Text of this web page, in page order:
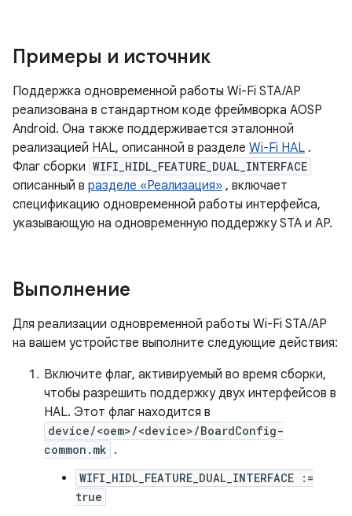
Примеры и источник
Поддержка одновременной работы Wi-Fi STA/AP
реализована в стандартном коде фреймворка AOSP
Android. Она также поддерживается эталонной
реализацией HAL, описанной в разделе Wi-Fi HAL .
Флаг сборки WIFI_HIDL_FEATURE_DUAL_INTERFACE
описанный в разделе «Реализация» , включает
спецификацию одновременной работы интерфейса,
указывающую на одновременную поддержку STA и AP.
Выполнение
Для реализации одновременной работы Wi-Fi STA/AP
на вашем устройстве выполните следующие действия:
Включите флаг, активируемый во время сборки,
чтобы разрешить поддержку двух интерфейсов в
HAL. Этот флаг находится в
device/<oem>/<device>/BoardConfig-
common.mk .
WIFI_HIDL_FEATURE_DUAL_INTERFACE :=
true